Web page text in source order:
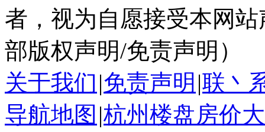
者，视为自愿接受本网
部版权声明/免责声明）
关于我们 |免责声明 |联丶
导航地图 |杭州楼盘房价